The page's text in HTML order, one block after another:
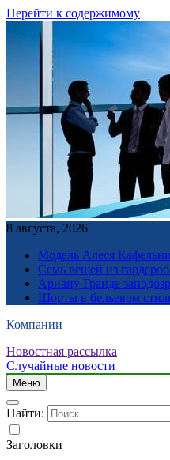
Перейти к содержимому
8 августа, 2026
Модель Алеся
Семь вещей из
Ариану Гранде
Шорты в бельевом
Компании
Новостная рассылка
Случайные новости
Меню
Найти:
Заголовки